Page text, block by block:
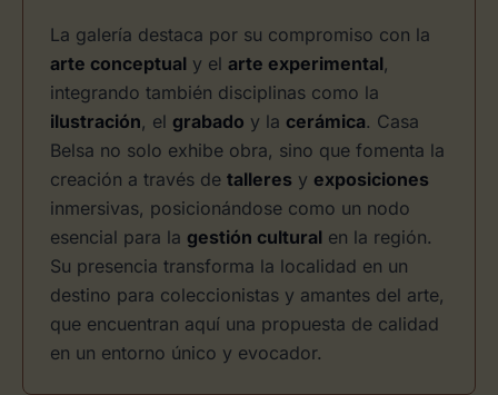
La galería destaca por su compromiso con la
arte conceptual y el arte experimental,
integrando también disciplinas como la
ilustración, el grabado y la cerámica. Casa
Belsa no solo exhibe obra, sino que fomenta la
creación a través de talleres y exposiciones
inmersivas, posicionándose como un nodo
esencial para la gestión cultural en la región.
Su presencia transforma la localidad en un
destino para coleccionistas y amantes del arte,
que encuentran aquí una propuesta de calidad
en un entorno único y evocador.